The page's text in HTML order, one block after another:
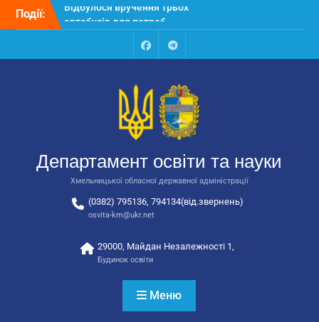
Перейти
Події:
Відбулося засідання
колегії Департаменту
освіти та науки обласної
державної адміністрації
відповідальних за
національно-патріотичне
автобусів для потреб
закладів освіти
FacebookTalegram
Департамент освіти та науки
Хмельницької обласної державної адміністрації
(0382) 795136, 794134(від.звернень)
osvita-km@ukr.net
29000, Майдан Незалежності 1,
Будинок освіти
Меню